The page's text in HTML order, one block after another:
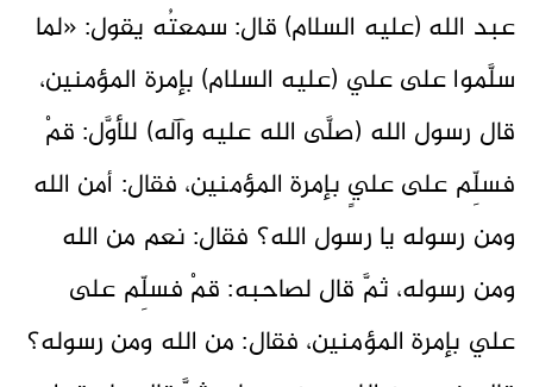
عبد الله (عليه السلام) قال: سمعتُه يقول: «لما
سلَّموا على علي (عليه السلام) بإمرة المؤمنين،
قال رسول الله (صلَّى الله عليه وآله) للأوَّل: قمْ
فسلِّم على عليٍ بإمرة المؤمنين، فقال: أمن الله
ومن رسوله يا رسول الله؟ فقال: نعم من الله
ومن رسوله، ثمَّ قال لصاحبه: قمْ فسلِّم على
علي بإمرة المؤمنين، فقال: من الله ومن رسوله؟